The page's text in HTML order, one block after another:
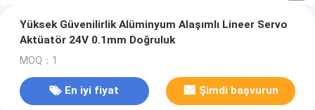
Yüksek Güvenilirlik Alüminyum Alaşımlı Lineer Servo
Aktüatör 24V 0.1mm Doğruluk
MOQ：1
En iyi fiyat Şimdi başvurun